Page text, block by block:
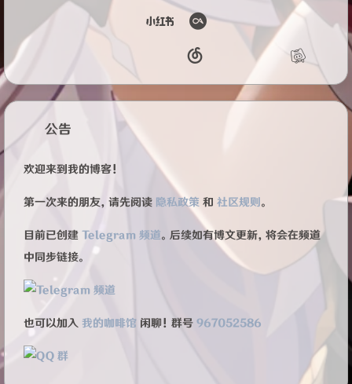
公告
欢迎来到我的博客！
第一次来的朋友，请先阅读 隐私政策 和 社区规则 。
目前已创建 Telegram 频道。后续如有博文更新，将会在频道
中同步链接。
也可以加入 我的咖啡馆 闲聊！群号 967052586